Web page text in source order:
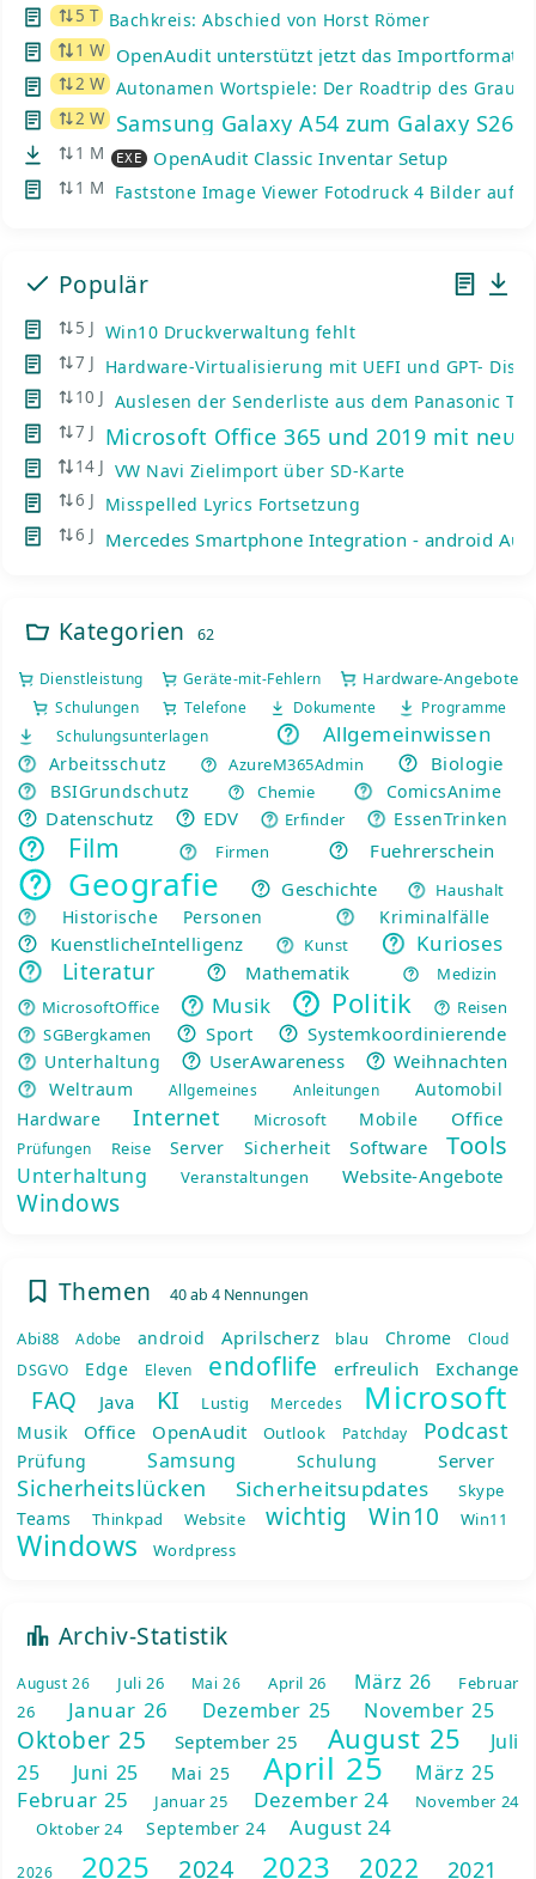
5 T Bachkreis: Abschied von Horst Römer
1 W OpenAudit unterstützt jetzt das Importformat
2 W Autonamen Wortspiele: Der Roadtrip des
2 W Samsung Galaxy A54 zum Galaxy
1 M EXE OpenAudit Classic Inventar Setup
1 M Faststone Image Viewer Fotodruck 4 Bilder auf
Populär
5 J Win10 Druckverwaltung fehlt
7 J Hardware-Virtualisierung mit UEFI und GPT- Disks
10 J Auslesen der Senderliste aus dem Panasonic TV
7 J Microsoft Office 365 und 2019 mit
14 J VW Navi Zielimport über SD-Karte
6 J Misspelled Lyrics Fortsetzung
6 J Mercedes Smartphone Integration - android
Kategorien 62
Dienstleistung Geräte-mit-Fehlern Hardware-Angebote
Schulungen Telefone Dokumente
Programme
Schulungsunterlagen
Allgemeinwissen
Arbeitsschutz AzureM365Admin Biologie
BSIGrundschutz Chemie ComicsAnime
Datenschutz EDV Erfinder EssenTrinken
Film Firmen Fuehrerschein
Geografie Geschichte Haushalt
Historische Personen Kriminalfälle
KuenstlicheIntelligenz Kunst Kurioses
Literatur Mathematik
Medizin
MicrosoftOffice
Musik Politik
Reisen
SGBergkamen
Sport Systemkoordinierende
Unterhaltung UserAwareness Weihnachten
Weltraum Allgemeines Anleitungen
Automobil
Hardware
Internet Microsoft Mobile Office
Prüfungen Reise Server Sicherheit Software Tools
Unterhaltung Veranstaltungen Website-Angebote
Windows
Themen 40 ab 4 Nennungen
Abi88 Adobe android Aprilscherz blau Chrome
Cloud
DSGVO
Edge Eleven endoflife erfreulich Exchange
FAQ Java KI Lustig Mercedes Microsoft
Musik Office OpenAudit Outlook Patchday Podcast
Prüfung Samsung Schulung Server
Sicherheitslücken Sicherheitsupdates Skype
Teams Thinkpad Website wichtig Win10 Win11
Windows Wordpress
Archiv-Statistik
August 26 Juli 26 Mai 26 April 26 März 26
Februar
26
Januar 26 Dezember 25 November 25
Oktober 25 September 25 August 25
Juli
25
Juni 25 Mai 25 April 25 März 25
Februar 25 Januar 25 Dezember 24
November 24
Oktober 24
September 24 August 24
2026 2025 2024 2023 2022 2021